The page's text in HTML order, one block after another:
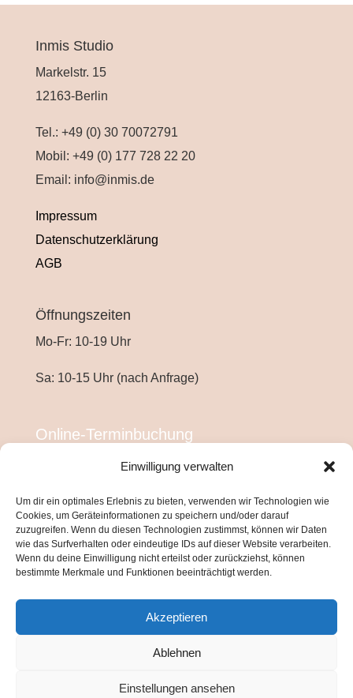
Einwilligung verwalten
Um dir ein optimales Erlebnis zu bieten, verwenden wir Technologien wie
Cookies, um Geräteinformationen zu speichern und/oder darauf
zuzugreifen. Wenn du diesen Technologien zustimmst, können wir Daten
wie das Surfverhalten oder eindeutige IDs auf dieser Website verarbeiten.
Wenn du deine Einwilligung nicht erteilst oder zurückziehst, können
bestimmte Merkmale und Funktionen beeinträchtigt werden.
Akzeptieren
Ablehnen
Einstellungen ansehen
Inmis Studio
Markelstr. 15
12163-Berlin
Tel.: +49 (0) 30 70072791
Mobil: +49 (0) 177 728 22 20
Email: info@inmis.de
Impressum
Datenschutzerklärung
AGB
Öffnungszeiten
Mo-Fr: 10-19 Uhr
Sa: 10-15 Uhr (nach Anfrage)
Online-Terminbuchung